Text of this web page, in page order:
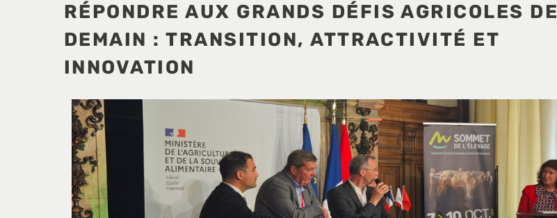
RÉPONDRE AUX GRANDS DÉFIS AGRICOLES DE
DEMAIN : TRANSITION, ATTRACTIVITÉ ET
INNOVATION